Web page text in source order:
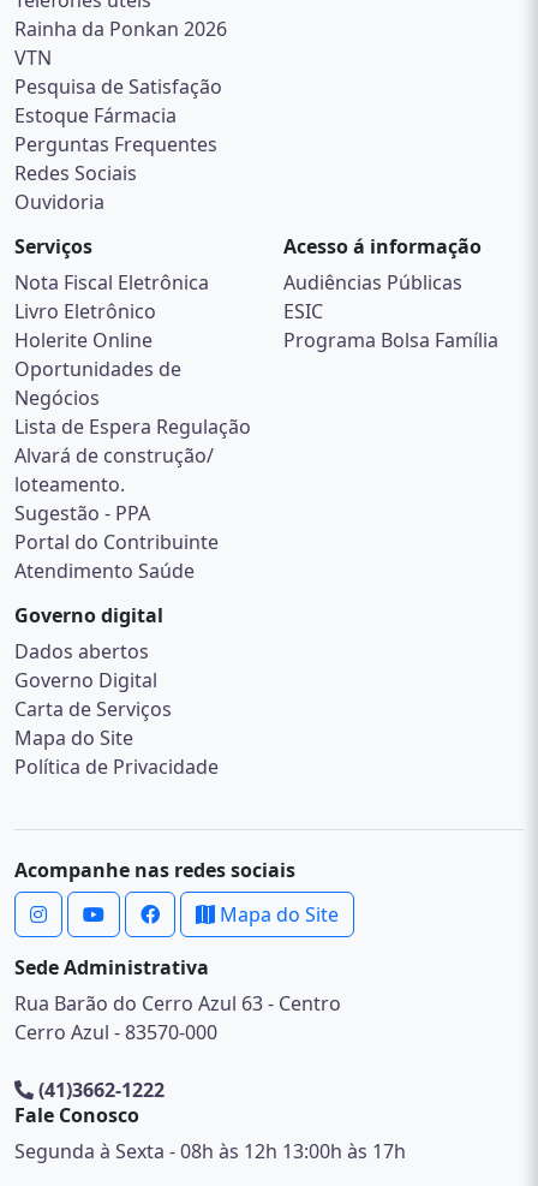
Rainha da Ponkan 2026
VTN
Pesquisa de Satisfação
Estoque Fármacia
Perguntas Frequentes
Redes Sociais
Ouvidoria
Serviços
Nota Fiscal Eletrônica
Livro Eletrônico
Holerite Online
Oportunidades de
Negócios
Lista de Espera Regulação
Alvará de construção/
loteamento.
Sugestão - PPA
Portal do Contribuinte
Atendimento Saúde
Acesso á informação
Audiências Públicas
ESIC
Programa Bolsa Família
Governo digital
Dados abertos
Governo Digital
Carta de Serviços
Mapa do Site
Política de Privacidade
Acompanhe nas redes sociais
Mapa do Site
Sede Administrativa
Rua Barão do Cerro Azul 63 - Centro
Cerro Azul - 83570-000
(41)3662-1222
Fale Conosco
Segunda à Sexta - 08h às 12h 13:00h às 17h